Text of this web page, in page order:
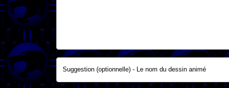
Suggestion (optionnelle) - Le nom du dessin animé